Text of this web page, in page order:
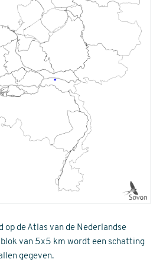
op de Atlas van de Nederlandse
van 5x5 km wordt een schatting
gegeven.